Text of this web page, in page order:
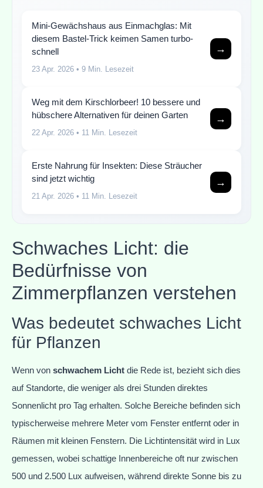
Mini-Gewächshaus aus Einmachglas: Mit
diesem Bastel-Trick keimen Samen turbo-
schnell
23 Apr. 2026 • 9 Min. Lesezeit
→
Weg mit dem Kirschlorbeer! 10 bessere und
hübschere Alternativen für deinen Garten
22 Apr. 2026 • 11 Min. Lesezeit
→
Erste Nahrung für Insekten: Diese Sträucher
sind jetzt wichtig
21 Apr. 2026 • 11 Min. Lesezeit
→
Schwaches Licht: die
Bedürfnisse von
Zimmerpflanzen verstehen
Was bedeutet schwaches Licht
für Pflanzen
Wenn von schwachem Licht die Rede ist, bezieht sich dies
auf Standorte, die weniger als drei Stunden direktes
Sonnenlicht pro Tag erhalten. Solche Bereiche befinden sich
typischerweise mehrere Meter vom Fenster entfernt oder in
Räumen mit kleinen Fenstern. Die Lichtintensität wird in Lux
gemessen, wobei schattige Innenbereiche oft nur zwischen
500 und 2.500 Lux aufweisen, während direkte Sonne bis zu